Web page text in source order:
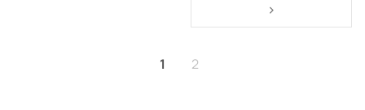
Aktualnie czytasz stronę
1 Strona
2
Strona
>